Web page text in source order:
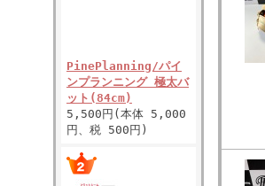
PinePlanning/パイ
ンプランニング 極太バ
ット(84cm)
5,500円(本体 5,000
円、税 500円)